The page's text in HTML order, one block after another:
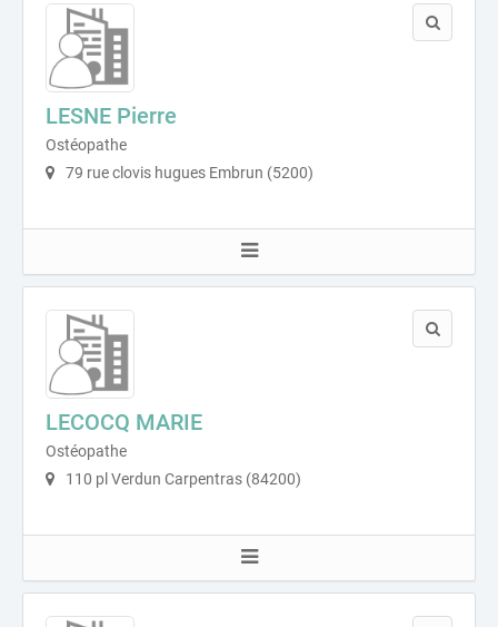
LESNE Pierre
Ostéopathe
79 rue clovis hugues Embrun (5200)
LECOCQ MARIE
Ostéopathe
110 pl Verdun Carpentras (84200)